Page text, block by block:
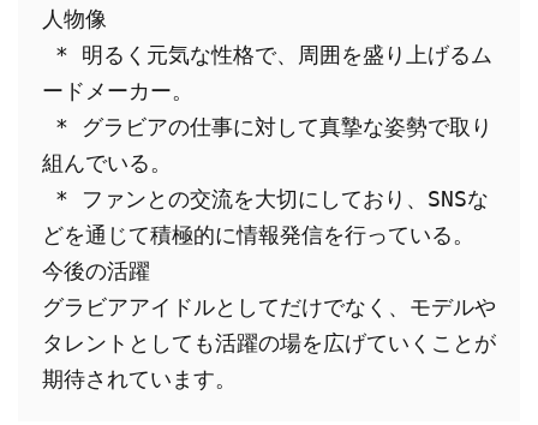
人物像
ードメーカー。
組んでいる。
どを通じて積極的に情報発信を行っている。
今後の活躍
グラビアアイドルとしてだけでなく、モデルや
タレントとしても活躍の場を広げていくことが
期待されています。